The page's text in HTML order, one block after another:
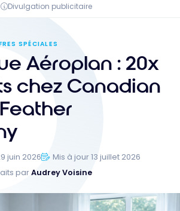
Divulgation publicitaire
SPÉCIALES
Aéroplan : 20x
chez Canadian
juin 2026
Mis à jour 13 juillet 2026
parAudrey Voisine